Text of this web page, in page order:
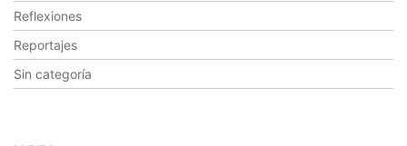
Reflexiones
Reportajes
Sin categoría